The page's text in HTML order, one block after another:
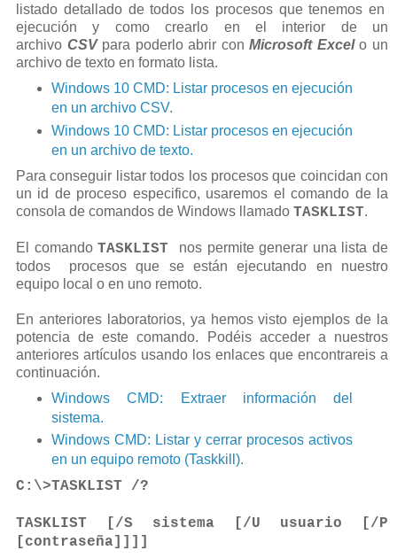
listado detallado de todos los procesos que tenemos en
ejecución y como crearlo en el interior de un
archivo CSV para poderlo abrir conMicrosoft Excelo un
archivo de texto en formato lista.
Windows 10 CMD: Listar procesos en ejecución
en un archivo CSV.
Windows 10 CMD: Listar procesos en ejecución
en un archivo de texto.
Para conseguir listar todos los procesos que coincidan con
un id de proceso especifico, usaremos el comando de la
consola de comandos de Windows llamado TASKLIST.
El comandoTASKLIST nos permite generar una lista de
todos procesos que se están ejecutando en nuestro
equipo local o en uno remoto.
En anteriores laboratorios, ya hemos visto ejemplos de la
potencia de este comando. Podéis acceder a nuestros
anteriores artículos usando los enlaces que encontrareis a
continuación.
Windows CMD: Extraer información del
sistema.
Windows CMD: Listar y cerrar procesos activos
en un equipo remoto (Taskkill).
C:\>TASKLIST /?
TASKLIST [/S sistema [/U usuario [/P
[contraseña]]]]